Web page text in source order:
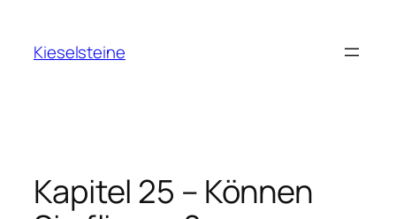
springen
Kieselsteine
Kapitel 25 – Können